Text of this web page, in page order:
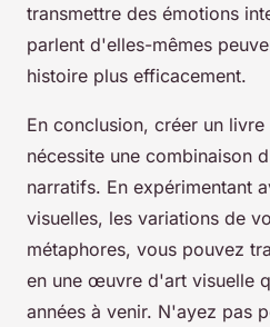
transmettre des émotions
parlent d'elles-mêmes
histoire plus efficacement.
En conclusion, créer un
nécessite une combinaison
narratifs. En expérimentant
visuelles, les variations de
métaphores, vous pouvez
en une œuvre d'art visuelle
années à venir. N'ayez pas